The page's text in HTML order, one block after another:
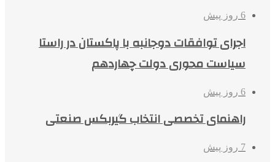
6 روز پیش
اجرای توافقات دوجانبه با پاکستان در راستا
سیاست محوری دولت چهاردهم
6 روز پیش
راهنمای تخصصی انتخاب گیربکس صنعتی
7 روز پیش